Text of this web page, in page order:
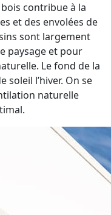
contribue à la
et des envolées de
sont largement
paysage et pour
Le fond de la
soleil l’hiver. On se
naturelle